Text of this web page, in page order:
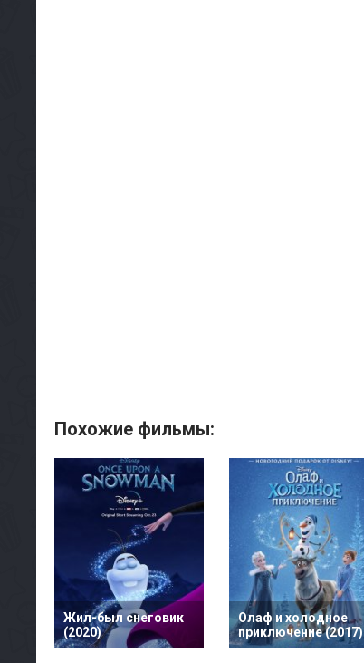
Похожие фильмы:
Жил-был снеговик
(2020)
Олаф и холодное
приключение (2017)